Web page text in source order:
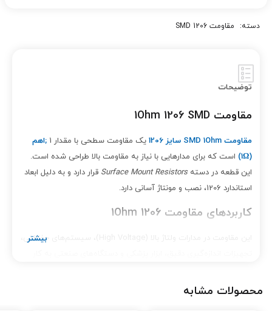
دسته: مقاومت 1206 SMD
توضیحات
مقاومت 1Ohm 1206 SMD
مقاومت SMD 1Ohm سایز 1206 یک مقاومت سطحی با مقدار 1 ;اهم
(1
Ω)
است که برای مدارهایی با نیاز به مقاومت بالا طراحی شده است.
این قطعه در دستهSurface Mount Resistors قرار دارد و به دلیل ابعاد
استاندارد 1206، نصب و مونتاژ آسانی دارد.
کاربردهای مقاومت 1Ohm 1206
این مقاومت در مدارات ولتاژ بالا (High Voltage)، سیستم‌های حفاظتی،
مهم آن است.
محصولات مشابه